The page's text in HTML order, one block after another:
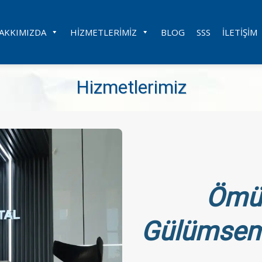
HIZMETLERIMIZ BLOG SSS İLETIŞIM
Hizmetlerimiz